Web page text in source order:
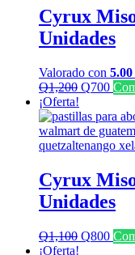
Cyrux
Unidades
Valorado con 5.00
Q1,200 El
original
era:
Q1,200.
Q700El
es:
¡Oferta!
Cyrux
Unidades
Q1,100 El
Q800El
¡Oferta!